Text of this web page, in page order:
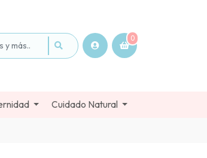
0
Cuidado Natural